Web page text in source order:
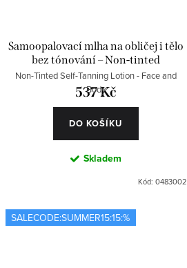
Samoopalovací mlha na obličej i tělo
bez tónování – Non-tinted
Non-Tinted Self-Tanning Lotion - Face and
Body
537 Kč
DO KOŠÍKU
Skladem
Kód: 0483002
SALECODE:SUMMER15:15:%